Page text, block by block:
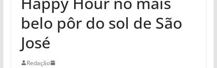
belo pôr do sol de São
José
Redação